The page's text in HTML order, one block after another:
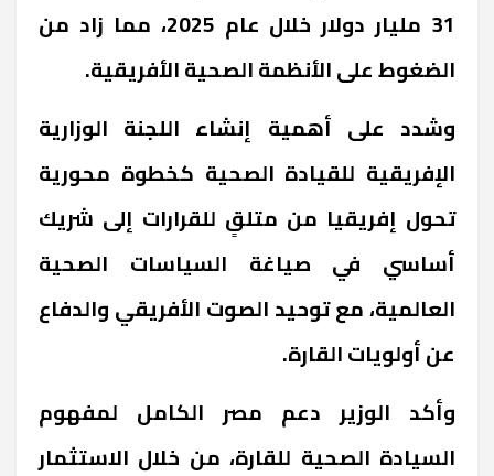
31 مليار دولار خلال عام 2025، مما زاد من
الضغوط على الأنظمة الصحية الأفريقية.
وشدد على أهمية إنشاء اللجنة الوزارية
الإفريقية للقيادة الصحية كخطوة محورية
تحول إفريقيا من متلقٍ للقرارات إلى شريك
أساسي في صياغة السياسات الصحية
العالمية، مع توحيد الصوت الأفريقي والدفاع
عن أولويات القارة.
وأكد الوزير دعم مصر الكامل لمفهوم
السيادة الصحية للقارة، من خلال الاستثمار